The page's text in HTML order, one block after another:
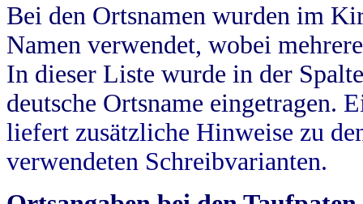
Bei den Ortsnamen wurden im
Namen verwendet, wobei
In dieser Liste wurde in der
deutsche Ortsname eingetragen.
liefert zusätzliche Hinweise zu
verwendeten Schreibvarianten.